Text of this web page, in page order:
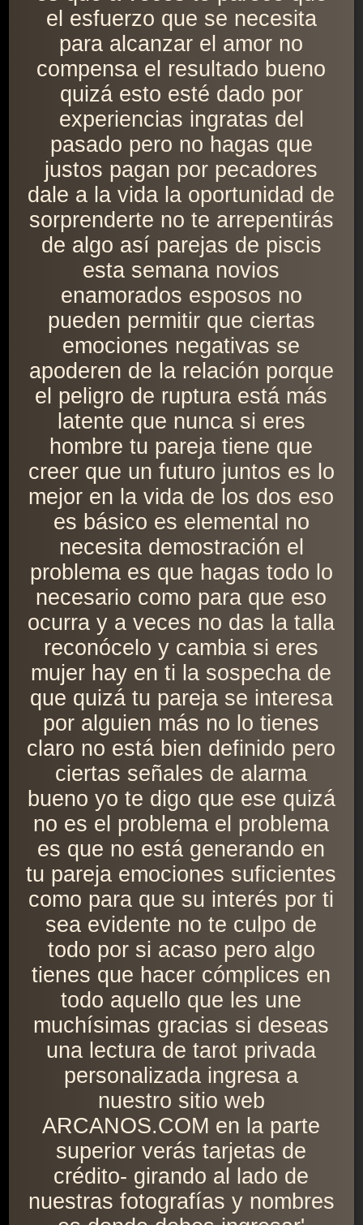
el esfuerzo que se necesita
para alcanzar el amor no
compensa el resultado bueno
quizá esto esté dado por
experiencias ingratas del
pasado pero no hagas que
justos pagan por pecadores
dale a la vida la oportunidad de
sorprenderte no te arrepentirás
de algo así parejas de piscis
esta semana novios
enamorados esposos no
pueden permitir que ciertas
emociones negativas se
apoderen de la relación porque
el peligro de ruptura está más
latente que nunca si eres
hombre tu pareja tiene que
creer que un futuro juntos es lo
mejor en la vida de los dos eso
es básico es elemental no
necesita demostración el
problema es que hagas todo lo
necesario como para que eso
ocurra y a veces no das la talla
reconócelo y cambia si eres
mujer hay en ti la sospecha de
que quizá tu pareja se interesa
por alguien más no lo tienes
claro no está bien definido pero
ciertas señales de alarma
bueno yo te digo que ese quizá
no es el problema el problema
es que no está generando en
tu pareja emociones suficientes
como para que su interés por ti
sea evidente no te culpo de
todo por si acaso pero algo
tienes que hacer cómplices en
todo aquello que les une
muchísimas gracias si deseas
una lectura de tarot privada
personalizada ingresa a
nuestro sitio web
ARCANOS.COM en la parte
superior verás tarjetas de
crédito- girando al lado de
nuestras fotografías y nombres